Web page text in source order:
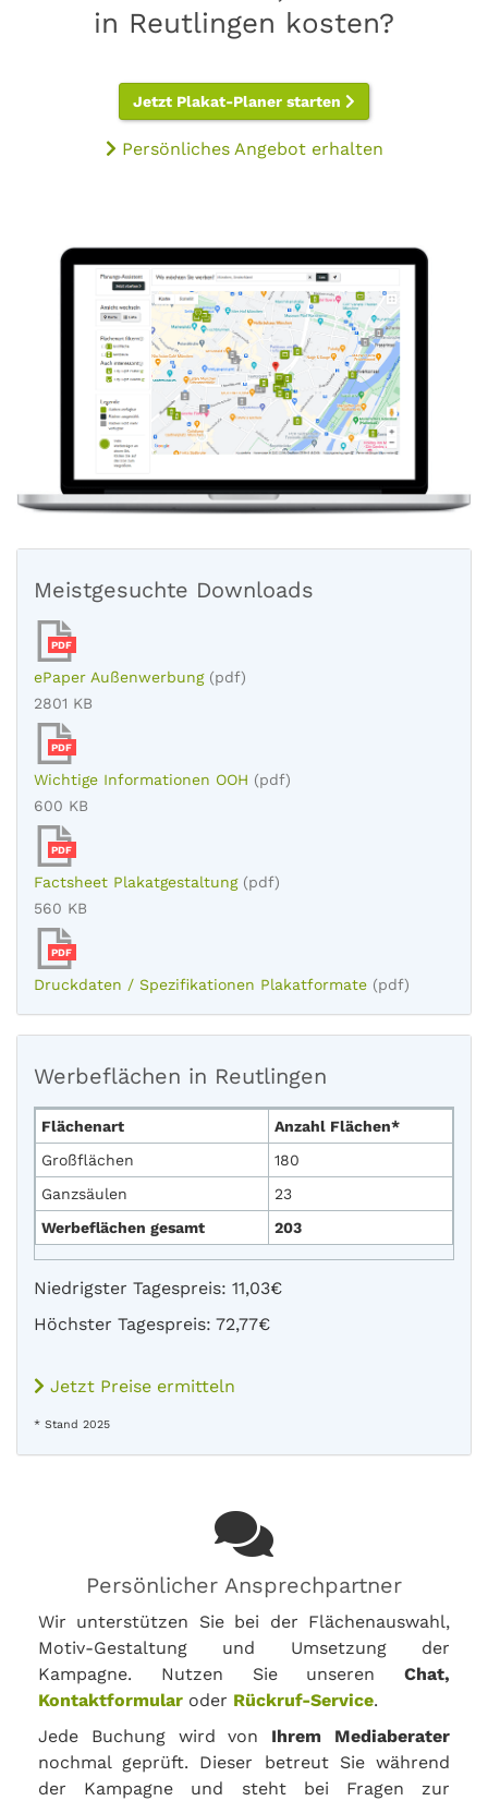
in Reutlingen kosten?
Jetzt Plakat-Planer starten
Persönliches Angebot erhalten
Meistgesuchte Downloads
PDF
ePaper Außenwerbung (pdf)
2801 KB
PDF
Wichtige Informationen OOH (pdf)
600 KB
PDF
Factsheet Plakatgestaltung (pdf)
560 KB
PDF
Druckdaten / Spezifikationen Plakatformate (pdf)
Werbeflächen in Reutlingen
Flächenart
Anzahl Flächen*
Großflächen
180
Ganzsäulen
23
Werbeflächen gesamt
203
Niedrigster Tagespreis: 11,03€
Höchster Tagespreis: 72,77€
Jetzt Preise ermitteln
* Stand 2025
Persönlicher Ansprechpartner
Wir unterstützen Sie bei der Flächenauswahl,
Motiv-Gestaltung und Umsetzung der
Kampagne. Nutzen Sie unseren Chat,
Kontaktformular oder Rückruf-Service.
Jede Buchung wird von Ihrem Mediaberater
nochmal geprüft. Dieser betreut Sie während
der Kampagne und steht bei Fragen zur